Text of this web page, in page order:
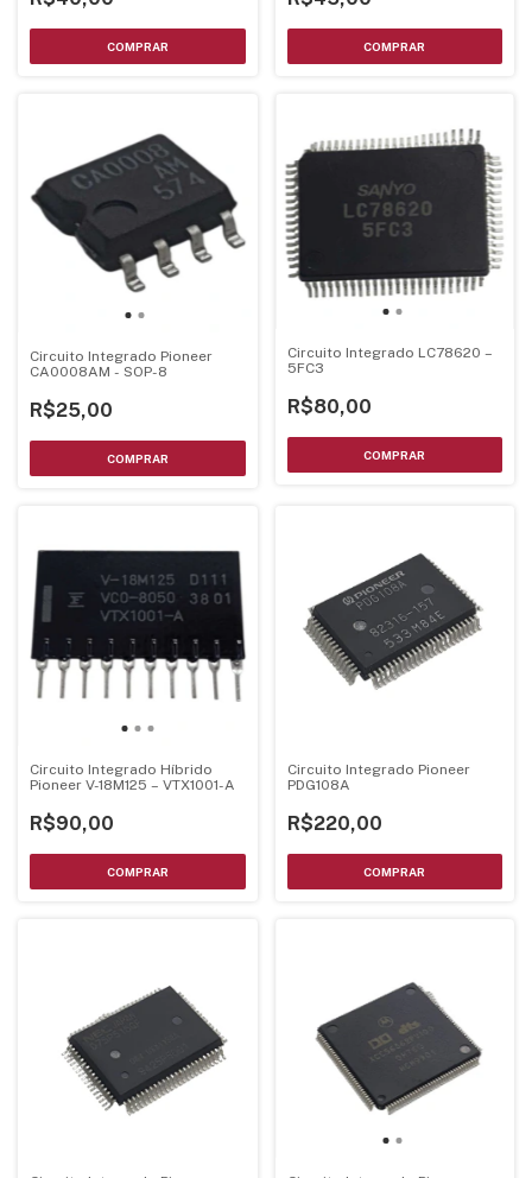
Circuito Integrado Pioneer
CA0008AM - SOP-8
R$25,00
Circuito Integrado LC78620 –
5FC3
R$80,00
Circuito Integrado Híbrido
Pioneer V-18M125 – VTX1001-A
R$90,00
Circuito Integrado Pioneer
PDG108A
R$220,00